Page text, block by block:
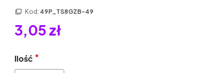
Kod: 49P_TS8GZB-49
3,05 zł
Ilość